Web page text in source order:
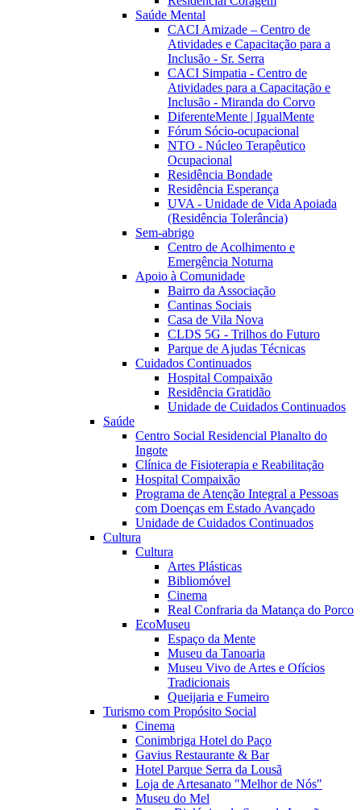
Saúde Mental
CACI Amizade – Centro de
Atividades e Capacitação para a
Inclusão - Sr. Serra
CACI Simpatia - Centro de
Atividades para a Capacitação e
Inclusão - Miranda do Corvo
DiferenteMente | IgualMente
Fórum Sócio-ocupacional
NTO - Núcleo Terapêutico
Ocupacional
Residência Bondade
Residência Esperança
UVA - Unidade de Vida Apoiada
(Residência Tolerância)
Sem-abrigo
Centro de Acolhimento e
Emergência Noturna
Apoio à Comunidade
Bairro da Associação
Cantinas Sociais
Casa de Vila Nova
CLDS 5G - Trilhos do Futuro
Parque de Ajudas Técnicas
Cuidados Continuados
Hospital Compaixão
Residência Gratidão
Unidade de Cuidados Continuados
Saúde
Centro Social Residencial Planalto do
Ingote
Clínica de Fisioterapia e Reabilitação
Hospital Compaixão
Programa de Atenção Integral a Pessoas
com Doenças em Estado Avançado
Unidade de Cuidados Continuados
Cultura
Cultura
Artes Plásticas
Bibliomóvel
Cinema
Real Confraria da Matança do Porco
EcoMuseu
Espaço da Mente
Museu da Tanoaria
Museu Vivo de Artes e Ofícios
Tradicionais
Queijaria e Fumeiro
Turismo com Propósito Social
Cinema
Conimbriga Hotel do Paço
Gavius Restaurante & Bar
Hotel Parque Serra da Lousã
Loja de Artesanato "Melhor de Nós"
Museu do Mel